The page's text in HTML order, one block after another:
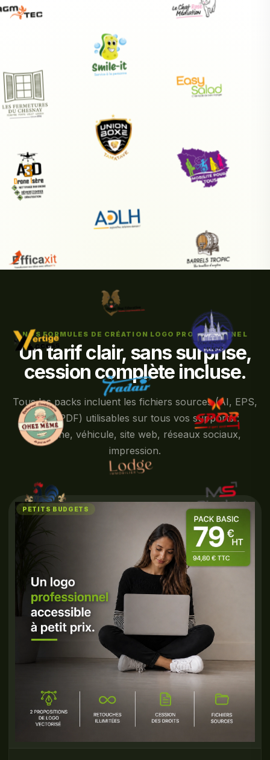
NOS FORMULES DE CRÉATION LOGO PROFESSIONNEL
Un tarif clair, sans surprise,
cession complète incluse.
Tous les packs incluent les fichiers sources (AI, EPS,
PNG, PDF) utilisables sur tous vos supports :
enseigne, véhicule, site web, réseaux sociaux,
impression.
PETITS BUDGETS